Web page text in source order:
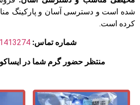
شده است و دسترسی آسان و پارکینگ
کرده است.
شماره تماس:
منتظر حضور گرم شما در